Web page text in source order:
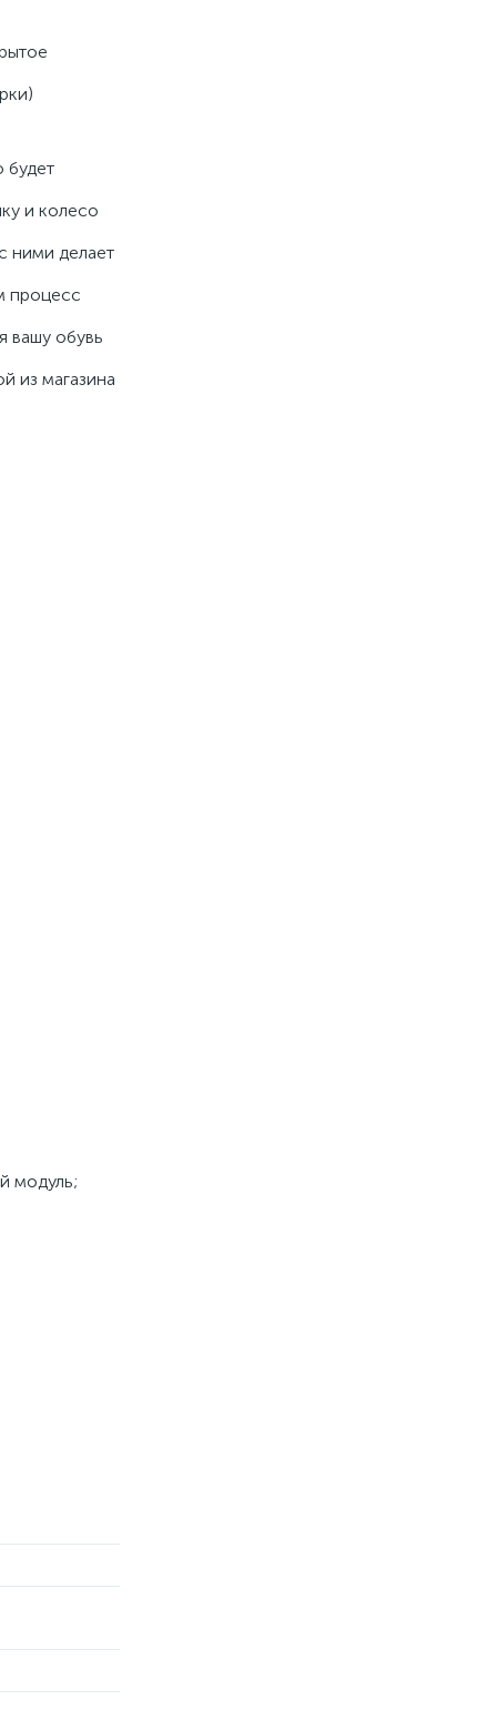
будет
и колесо
ними делает
процесс
вашу обувь
из магазина
модуль;